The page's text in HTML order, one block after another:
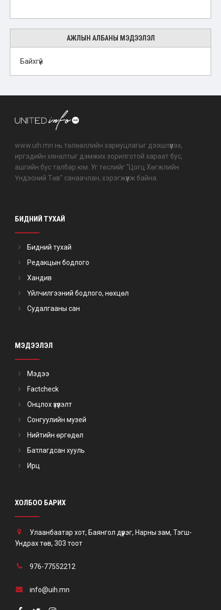
АЖЛЫН АЛБАНЫ МЭДЭЭЛЭЛ
Байхгүй
www.uih.mn нь төлөөллийн хариуцлагыг дээшлүүлэх,
иргэдийн хяналтыг дэмжих зорилготой хараат бус,
ашгийн бус талбар юм. Уг төслийг "Цогц Хөгжлийн
Үндэсний Төв" санаачлан, хэрэгжүүлж байна.
БИДНИЙ ТУХАЙ
Бидний тухай
Редакцын бодлого
Хандив
Үйлчилгээний бодлого, нөхцөл
Судалгааны сан
МЭДЭЭЛЭЛ
Мэдээ
Factcheck
Онцлох үзүүлэлт
Сонгуулийн музей
Нийтийн өргөдөл
Батлагдсан хууль
Ирц
ХОЛБОО БАРИХ
Улаанбаатар хот, Баянгол дүүрэг, Нарны зам, Тэгш-
Ундрах төв, 303 тоот
976-77552212
info@uih.mn